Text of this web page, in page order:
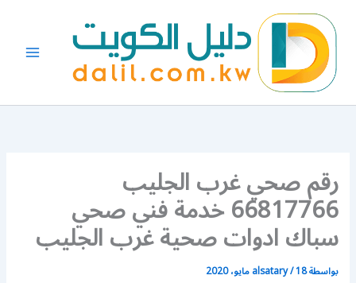
المحتوى
رقم صحي غرب الجليب
66817766 خدمة فني صحي
سباك ادوات صحية غرب الجليب
بواسطة alsatary/18 مايو، 2020